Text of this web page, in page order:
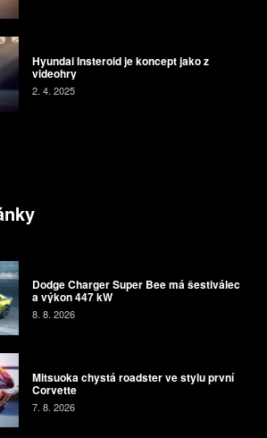
Hyundai Insteroid je koncept jako z
videohry
2. 4. 2025
Dodge Charger Super Bee má šestiválec
a výkon 447 kW
8. 8. 2026
Mitsuoka chystá roadster ve stylu první
Corvette
7. 8. 2026